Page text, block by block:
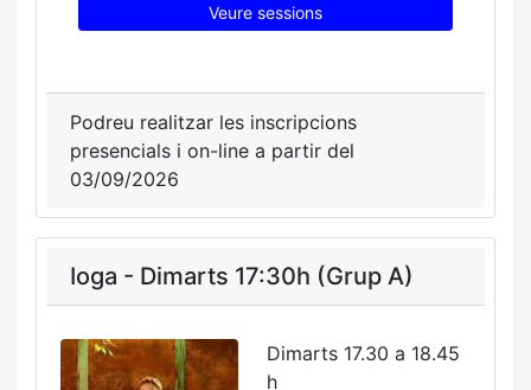
Veure sessions
Podreu realitzar les inscripcions
presencials i on-line a partir del
03/09/2026
Ioga - Dimarts 17:30h (Grup A)
Dimarts 17.30 a 18.45
h